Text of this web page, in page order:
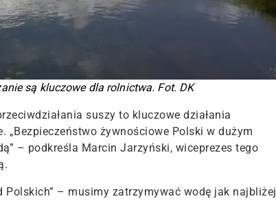
są kluczowe dla rolnictwa. Fot. DK
suszy to kluczowe działania
„Bezpieczeństwo żywnościowe Polski w dużym
– podkreśla Marcin Jarzyński, wiceprezes tego
– musimy zatrzymywać wodę jak najbliżej